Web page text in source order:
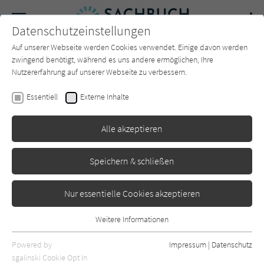
SUCHE Forum Charts Newsletter
dtv
Standard
nur rezensierte Titel anzeigen
Datenschutzeinstellungen
Auf unserer Webseite werden Cookies verwendet. Einige davon werden
zwingend benötigt, während es uns andere ermöglichen, Ihre
Nutzererfahrung auf unserer Webseite zu verbessern.
Essentiell Externe Inhalte
Alle akzeptieren
Speichern & schließen
Nur essentielle Cookies akzeptieren
Essentielle Cookies werden für grundlegende Funktionen der
Webseite benötigt. Dadurch ist gewährleistet, dass die Webseite
Weitere Informationen
Powered by
sgalinski Cookie Opt In
Impressum | Datenschutz